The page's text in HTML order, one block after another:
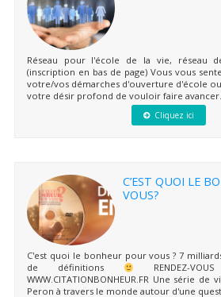
Réseau pour l'école de la vie, réseau
(inscription en bas de page) Vous vous
votre/vos démarches d'ouverture d'école
votre désir profond de vouloir faire
Cliquez ici
C’EST QUOI LE
VOUS?
C'est quoi le bonheur pour vous ? 7
de définitions
RENDEZ-
WWW.CITATIONBONHEUR.FR Une série
Peron à travers le monde autour d'une